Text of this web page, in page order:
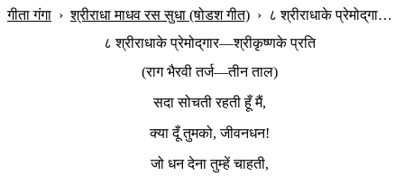
गीता गंगा ›श्रीराधा माधव रस सुधा (षोडश गीत) › ८ श्रीराधाके प्रेमोद‍्गार—श्रीकृष्णके प्रति
८ श्रीराधाके प्रेमोद‍्गार—श्रीकृष्णके प्रति
(राग भैरवी तर्ज—तीन ताल)
सदा सोचती रहती हूँ मैं,
क्या दूँ तुमको, जीवनधन!
जो धन देना तुम्हें चाहती,